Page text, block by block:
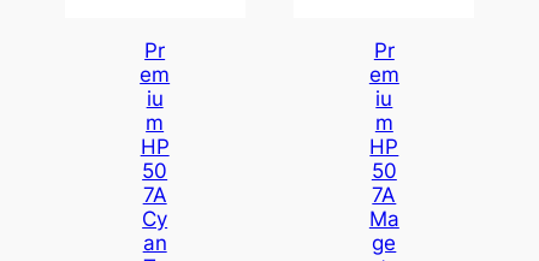
Pr
Em
Iu
M
HP
50
7A
Cy
An
Pr
Em
Iu
M
HP
50
7A
Ma
Ge